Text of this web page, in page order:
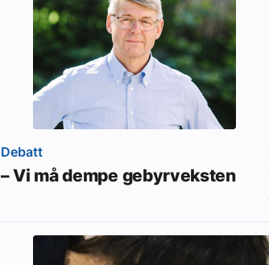
Debatt
– Vi må dempe gebyrveksten